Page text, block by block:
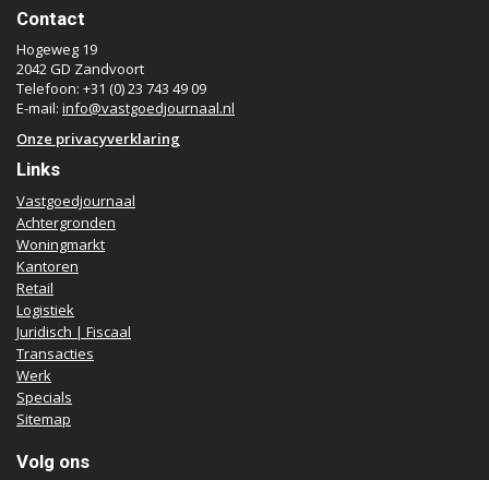
Contact
Hogeweg 19
2042 GD Zandvoort
Telefoon: +31 (0) 23 743 49 09
E-mail: info@vastgoedjournaal.nl
Onze privacyverklaring
Links
Vastgoedjournaal
Achtergronden
Woningmarkt
Kantoren
Retail
Logistiek
Juridisch | Fiscaal
Transacties
Werk
Specials
Sitemap
Volg ons